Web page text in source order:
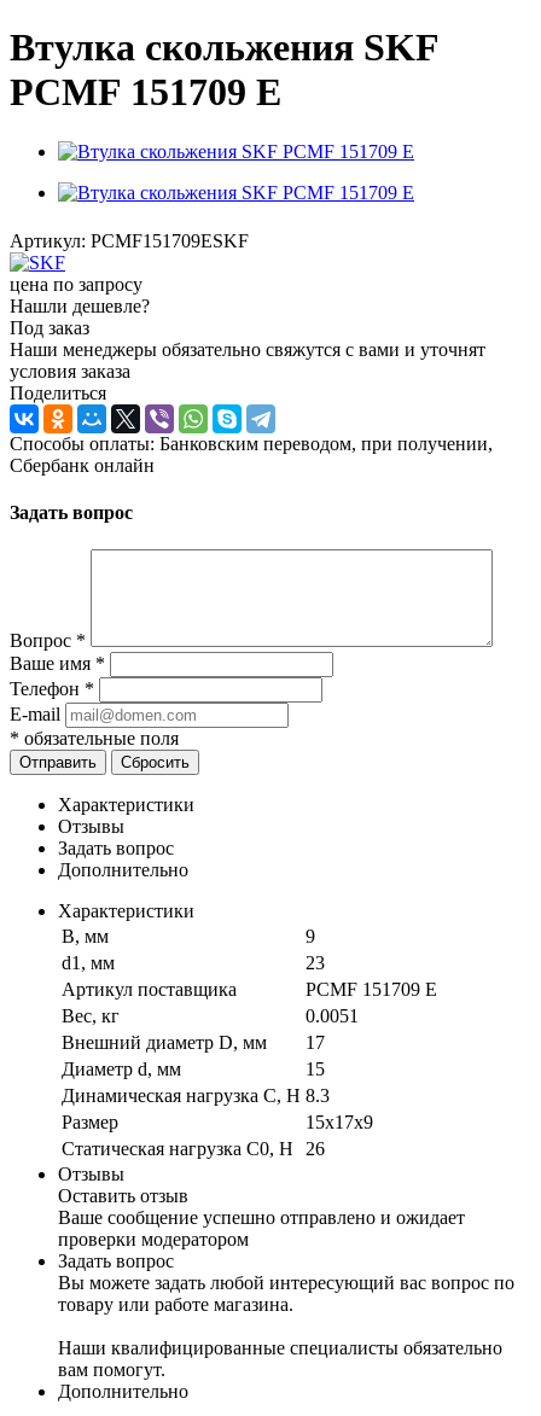
Втулка скольжения SKF
PCMF 151709 E
Артикул: PCMF151709ESKF
цена по запросу
Нашли дешевле?
Под заказ
Наши менеджеры обязательно свяжутся с вами и уточнят
условия заказа
Поделиться
Способы оплаты: Банковским переводом, при получении,
Сбербанк онлайн
Задать вопрос
Вопрос *
Ваше имя *
Телефон *
E-mail
* обязательные поля
Отправить Сбросить
Характеристики
Отзывы
Задать вопрос
Дополнительно
Характеристики
B, мм
9
d1, мм
23
Артикул поставщика
PCMF 151709 E
Вес, кг
0.0051
Внешний диаметр D, мм
17
Диаметр d, мм
15
Динамическая нагрузка C, Н 8.3
Размер
15x17x9
Статическая нагрузка C0, Н
26
Отзывы
Оставить отзыв
Ваше сообщение успешно отправлено и ожидает
проверки модератором
Задать вопрос
Вы можете задать любой интересующий вас вопрос по
товару или работе магазина.
Наши квалифицированные специалисты обязательно
вам помогут.
Дополнительно